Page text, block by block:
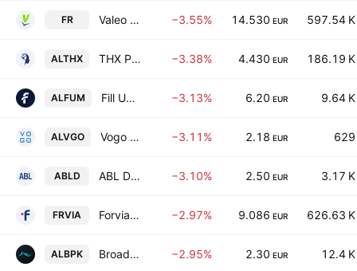
FR Valeo SE −3.55% 14.530 EUR 597.54 K
ALTHX THX Pharma −3.38% 4.430 EUR 186.19 K
ALFUM Fill Up Media S.A. −3.13% 6.20 EUR 9.64 K
ALVGO Vogo SA −3.11% 2.18 EUR 629
ABLD ABL Diagnostics SA −3.10% 2.50 EUR 3.17 K
FRVIA Forvia SE −2.97% 9.086 EUR 626.63 K
ALBPK Broadpeak SA −2.95% 2.30 EUR 12.4 K